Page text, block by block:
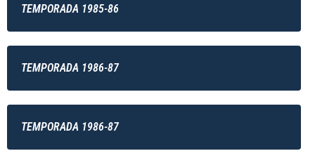
TEMPORADA 1985-86
TEMPORADA 1986-87
TEMPORADA 1986-87